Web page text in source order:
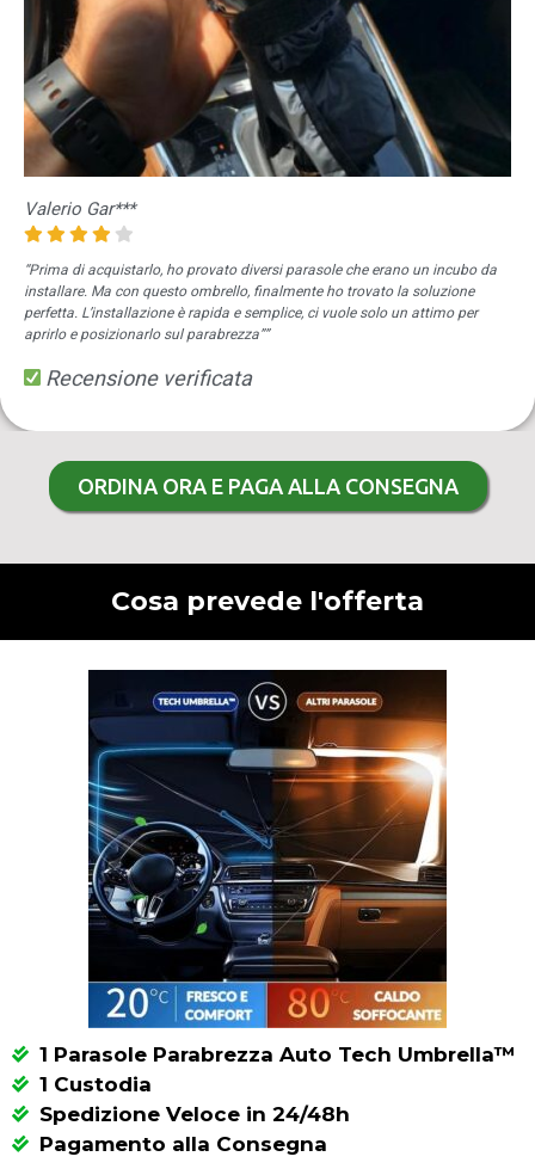
Valerio Gar***
“Prima di acquistarlo, ho provato diversi parasole che erano un incubo da
installare. Ma con questo ombrello, finalmente ho trovato la soluzione
perfetta. L’installazione è rapida e semplice, ci vuole solo un attimo per
aprirlo e posizionarlo sul parabrezza””
Recensione verificata
ORDINA ORA E PAGA ALLA CONSEGNA
Cosa prevede l'offerta
1 Parasole Parabrezza Auto Tech Umbrella™
1 Custodia
Spedizione Veloce in 24/48h
Pagamento alla Consegna